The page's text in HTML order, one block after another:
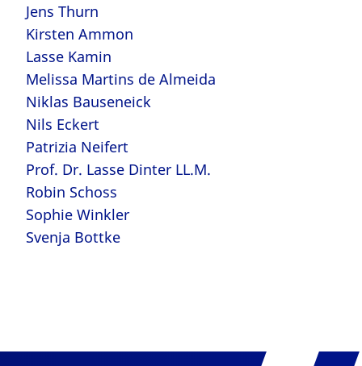
Jens Thurn
Kirsten Ammon
Lasse Kamin
Melissa Martins de Almeida
Niklas Bauseneick
Nils Eckert
Patrizia Neifert
Prof. Dr. Lasse Dinter LL.M.
Robin Schoss
Sophie Winkler
Svenja Bottke